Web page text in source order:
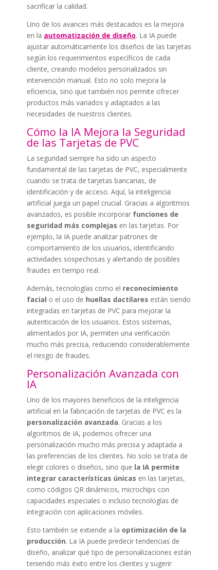
sacrificar la calidad.
Uno de los avances más destacados es la mejora
en la automatización de diseño. La IA puede
ajustar automáticamente los diseños de las tarjetas
según los requerimientos específicos de cada
cliente, creando modelos personalizados sin
intervención manual. Esto no solo mejora la
eficiencia, sino que también nos permite ofrecer
productos más variados y adaptados a las
necesidades de nuestros clientes.
Cómo la IA Mejora la Seguridad
de las Tarjetas de PVC
La seguridad siempre ha sido un aspecto
fundamental de las tarjetas de PVC, especialmente
cuando se trata de tarjetas bancarias, de
identificación y de acceso. Aquí, la inteligencia
artificial juega un papel crucial. Gracias a algoritmos
avanzados, es posible incorporar funciones de
seguridad más complejas en las tarjetas. Por
ejemplo, la IA puede analizar patrones de
comportamiento de los usuarios, identificando
actividades sospechosas y alertando de posibles
fraudes en tiempo real.
Además, tecnologías como el reconocimiento
facial o el uso de huellas dactilares están siendo
integradas en tarjetas de PVC para mejorar la
autenticación de los usuarios. Estos sistemas,
alimentados por IA, permiten una verificación
mucho más precisa, reduciendo considerablemente
el riesgo de fraudes.
Personalización Avanzada con
IA
Uno de los mayores beneficios de la inteligencia
artificial en la fabricación de tarjetas de PVC es la
personalización avanzada. Gracias a los
algoritmos de IA, podemos ofrecer una
personalización mucho más precisa y adaptada a
las preferencias de los clientes. No solo se trata de
elegir colores o diseños, sino que la IA permite
integrar características únicas en las tarjetas,
como códigos QR dinámicos, microchips con
capacidades especiales o incluso tecnologías de
integración con aplicaciones móviles.
Esto también se extiende a la optimización de la
producción. La IA puede predecir tendencias de
diseño, analizar qué tipo de personalizaciones están
teniendo más éxito entre los clientes y sugerir